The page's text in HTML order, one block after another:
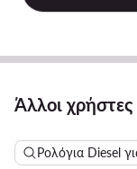
Άλλοι
Ρολόγια Diesel